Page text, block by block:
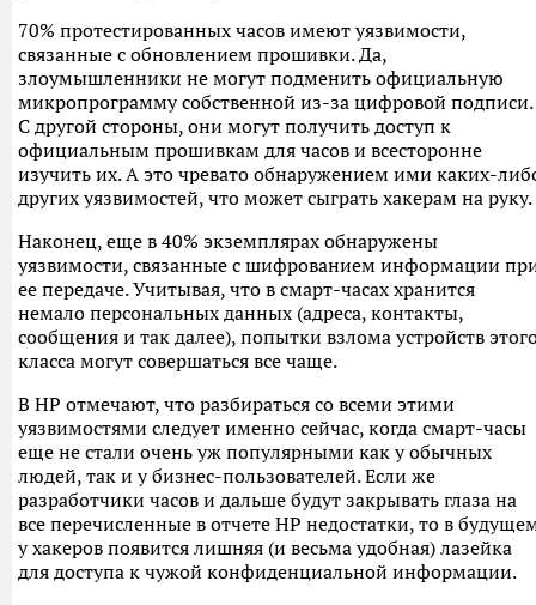
70% протестированных часов имеют уязвимости,
связанные с обновлением прошивки. Да,
злоумышленники не могут подменить официальную
микропрограмму собственной из-за цифровой подписи.
С другой стороны, они могут получить доступ к
официальным прошивкам для часов и всесторонне
изучить их. А это чревато обнаружением ими каких-
других уязвимостей, что может сыграть хакерам на руку.
Наконец, еще в 40% экземплярах обнаружены
уязвимости, связанные с шифрованием информации
ее передаче. Учитывая, что в смарт-часах хранится
немало персональных данных (адреса, контакты,
сообщения и так далее), попытки взлома устройств
класса могут совершаться все чаще.
В HP отмечают, что разбираться со всеми этими
уязвимостями следует именно сейчас, когда смарт-часы
еще не стали очень уж популярными как у обычных
людей, так и у бизнес-пользователей. Если же
разработчики часов и дальше будут закрывать глаза на
все перечисленные в отчете HP недостатки, то в
у хакеров появится лишняя (и весьма удобная) лазейка
для доступа к чужой конфиденциальной информации.